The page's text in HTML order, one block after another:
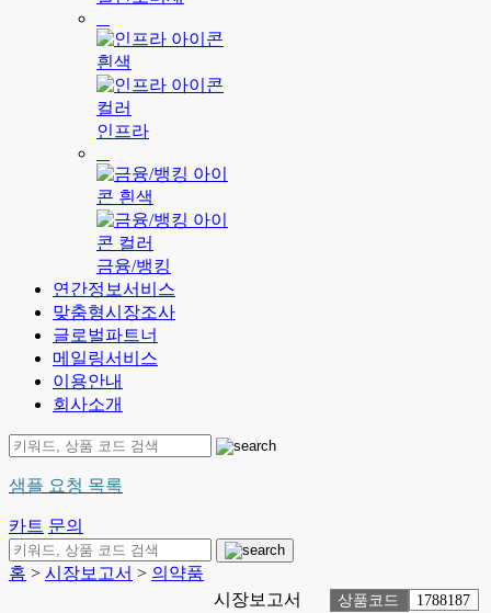
인프라
금융/뱅킹
연간정보서비스
맞춤형시장조사
글로벌파트너
메일링서비스
이용안내
회사소개
샘플 요청 목록
카트 문의
홈 > 시장보고서 > 의약품
시장보고서
상품코드 1788187